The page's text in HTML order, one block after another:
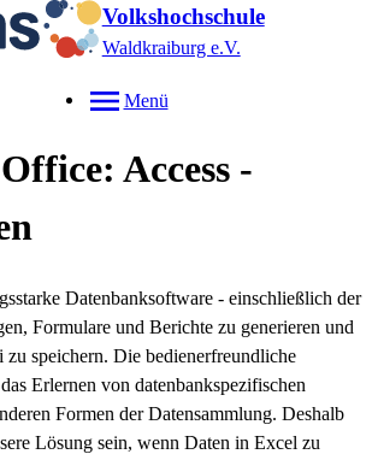
Volkshochschule
Waldkraiburg e.V.
Menü
Access -
Datenbanksoftware - einschließlich der
Formulare und Berichte zu generieren und
zu speichern. Die bedienerfreundliche
Erlernen von datenbankspezifischen
Formen der Datensammlung. Deshalb
Lösung sein, wenn Daten in Excel zu